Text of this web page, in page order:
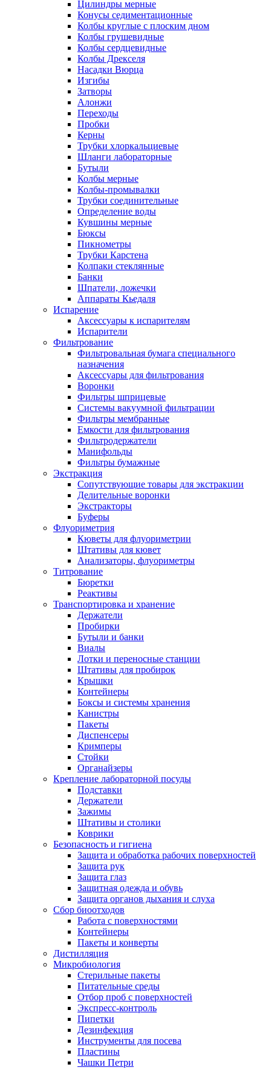
Цилиндры мерные
Конусы седиментационные
Колбы круглые с плоским дном
Колбы грушевидные
Колбы сердцевидные
Колбы Дрекселя
Насадки Вюрца
Изгибы
Затворы
Алонжи
Переходы
Пробки
Керны
Трубки хлоркальциевые
Шланги лабораторные
Бутыли
Колбы мерные
Колбы-промывалки
Трубки соединительные
Определение воды
Кувшины мерные
Бюксы
Пикнометры
Трубки Карстена
Колпаки стеклянные
Банки
Шпатели, ложечки
Аппараты Кьедаля
Испарение
Аксессуары к испарителям
Испарители
Фильтрование
Фильтровальная бумага специального
назначения
Аксессуары для фильтрования
Воронки
Фильтры шприцевые
Системы вакуумной фильтрации
Фильтры мембранные
Емкости для фильтрования
Фильтродержатели
Манифольды
Фильтры бумажные
Экстракция
Сопутствующие товары для экстракции
Делительные воронки
Экстракторы
Буферы
Флуориметрия
Кюветы для флуориметрии
Штативы для кювет
Анализаторы, флуориметры
Титрование
Бюретки
Реактивы
Транспортировка и хранение
Держатели
Пробирки
Бутыли и банки
Виалы
Лотки и переносные станции
Штативы для пробирок
Крышки
Контейнеры
Боксы и системы хранения
Канистры
Пакеты
Диспенсеры
Кримперы
Стойки
Органайзеры
Крепление лабораторной посуды
Подставки
Держатели
Зажимы
Штативы и столики
Коврики
Безопасность и гигиена
Защита и обработка рабочих поверхностей
Защита рук
Защита глаз
Защитная одежда и обувь
Защита органов дыхания и слуха
Сбор биоотходов
Работа с поверхностями
Контейнеры
Пакеты и конверты
Дистилляция
Микробиология
Стерильные пакеты
Питательные среды
Отбор проб с поверхностей
Экспресс-контроль
Пипетки
Дезинфекция
Инструменты для посева
Пластины
Чашки Петри